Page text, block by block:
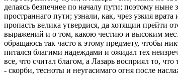
делаясь безпечнее по началу пути; поэтому
пространнаго пути; узнали, как, чрез узкия
пропасть велика утвердися, да хотящии прейти
выражений и о том, какою честию и высоким
обращаюсь так часто к этому предмету, чтобы
питался благими надеждами и ожидал тех
все, что считал благом, а Лазарь восприял то,
- скорби, тесноты и неугасимаго огня после